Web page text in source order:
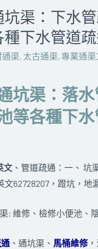
渠：下水
下水管道
渠, 太古通渠,專業通渠
坑渠：落
等各種下
文 、管道疏通：一、 坑
62728207，蹬坑，地
; 維修、檢修小便池、
、通坑渠、 馬桶維修